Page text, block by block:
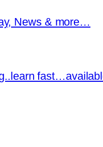
News & more…